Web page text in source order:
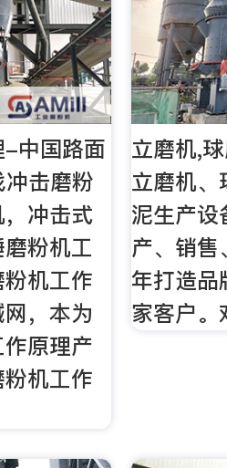
-中国路面
击磨粉
冲击式
粉机工
机工作
，本为
原理产
机工作
立磨机,
立磨机、
泥生产设
产、销售
年打造品
家客户